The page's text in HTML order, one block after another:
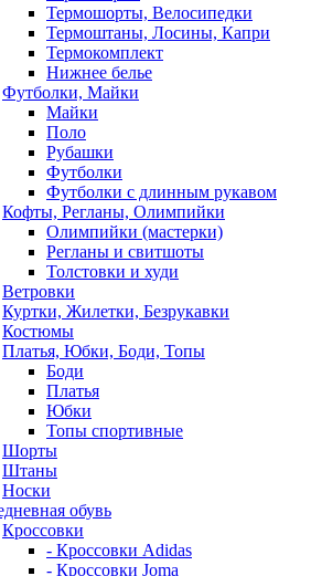
Термошорты, Велосипедки
Термоштаны, Лосины, Капри
Термокомплект
Нижнее белье
Футболки, Майки
Майки
Поло
Рубашки
Футболки
Футболки с длинным рукавом
Кофты, Регланы, Олимпийки
Олимпийки (мастерки)
Регланы и свитшоты
Толстовки и худи
Ветровки
Куртки, Жилетки, Безрукавки
Костюмы
Платья, Юбки, Боди, Топы
Боди
Платья
Юбки
Топы спортивные
Шорты
Штаны
Носки
обувь
Кроссовки
- Кроссовки Adidas
- Кроссовки Joma